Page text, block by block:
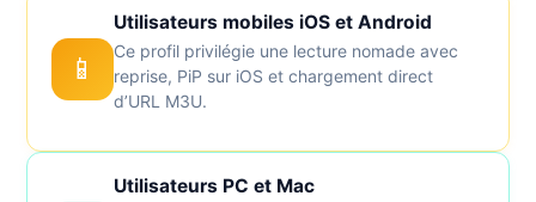
📱
Utilisateurs mobiles iOS et Android
Ce profil privilégie une lecture nomade avec
reprise, PiP sur iOS et chargement direct
d’URL M3U.
Utilisateurs PC et Mac